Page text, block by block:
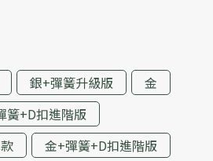
銀+彈簧升級版
金
簧+D扣進階版
金+彈簧+D扣進階版